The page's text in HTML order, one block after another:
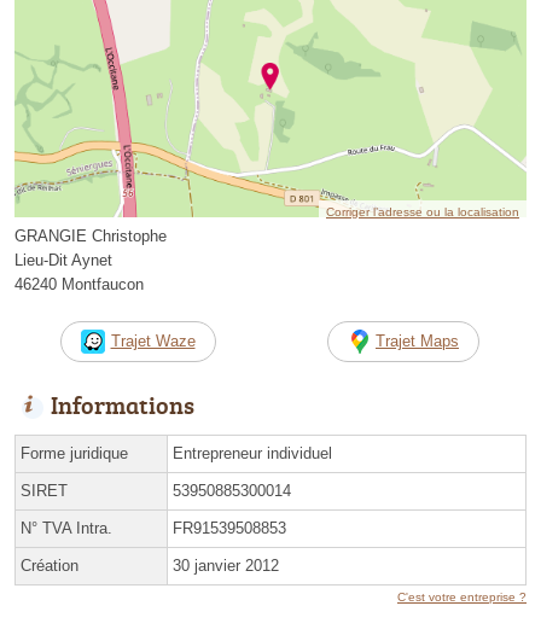
Corriger l’adresse ou la localisation
GRANGIE Christophe
Lieu-Dit Aynet
46240 Montfaucon
Trajet Waze Trajet Maps
Informations
Forme juridique Entrepreneur individuel
SIRET 53950885300014
N° TVA Intra. FR91539508853
Création 30 janvier 2012
C'est votre entreprise ?